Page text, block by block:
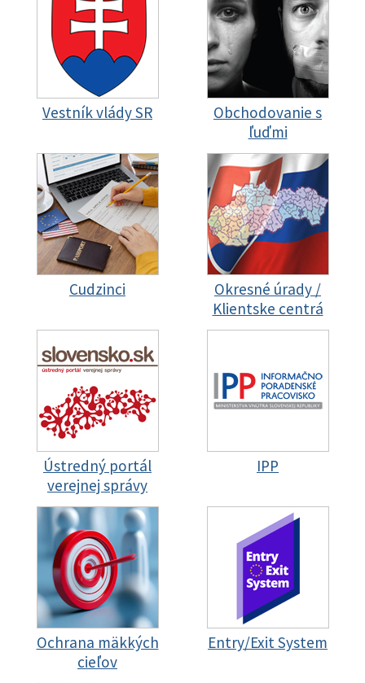
Vestník vlády SR
Obchodovanie s
ľuďmi
Cudzinci
Okresné úrady /
Klientske centrá
Ústredný portál
verejnej správy
IPP
Ochrana mäkkých
cieľov
Entry/Exit System